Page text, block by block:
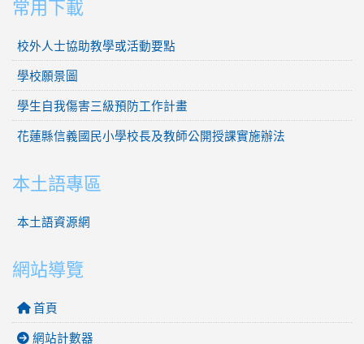
常用下載
校外人士協助教學或活動要點
學校願景圖
學生自我傷害三級預防工作計畫
花蓮縣信義國民小學校長及教師公開授課實施辦法
本土語專區
本土語資源網
網站導覽
首頁
網站計數器